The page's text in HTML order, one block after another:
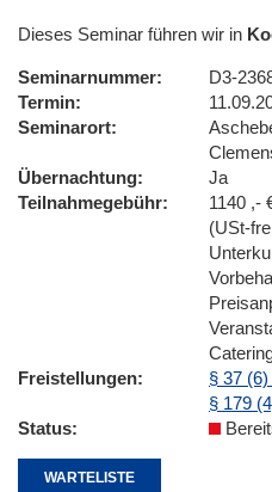
Dieses Seminar führen wir in
Seminarnummer
D3-
Termin
Seminarort
Übernachtung
Ja
Teilnahmegebühr
1140 ,-
(USt-
Freistellungen
§ 37
§ 179
Status
WARTELISTE